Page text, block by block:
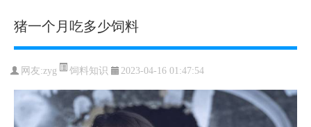
猪一个月吃多少饲料
网友:zyg 饲料知识 2023-04-16 01:47:54